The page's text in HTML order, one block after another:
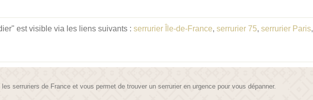
est visible via les liens suivants : serrurier Île-de-France, serrurier 75, serrurier Paris,
serruriers de France et vous permet de trouver un serrurier en urgence pour vous dépanner.